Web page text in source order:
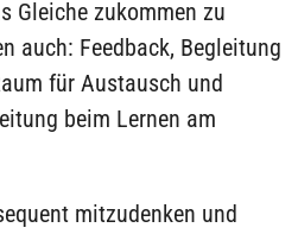
Gleiche zukommen zu
auch: Feedback, Begleitung
für Austausch und
beim Lernen am
mitzudenken und